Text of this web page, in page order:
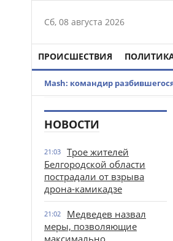
Сб, 08 августа 2026
ПРОИСШЕСТВИЯ
Mash: командир
НОВОСТИ
21:03
Трое жителей
Белгородской области
пострадали от взрыва
дрона-камикадзе
21:02
Медведев назвал
меры, позволяющие
максимально